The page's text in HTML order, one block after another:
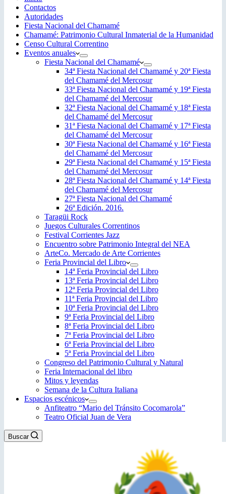
Contactos
Autoridades
Fiesta Nacional del Chamamé
Chamamé: Patrimonio Cultural Inmaterial de la Humanidad
Censo Cultural Correntino
Eventos anuales
Fiesta Nacional del Chamamé
34ª Fiesta Nacional del Chamamé y 20ª Fiesta
del Chamamé del Mercosur
33ª Fiesta Nacional del Chamamé y 19ª Fiesta
del Chamamé del Mercosur
32ª Fiesta Nacional del Chamamé y 18ª Fiesta
del Chamamé del Mercosur
31ª Fiesta Nacional del Chamamé y 17ª Fiesta
del Chamamé del Mercosur
30ª Fiesta Nacional del Chamamé y 16ª Fiesta
del Chamamé del Mercosur
29ª Fiesta Nacional del Chamamé y 15ª Fiesta
del Chamamé del Mercosur
28ª Fiesta Nacional del Chamamé y 14ª Fiesta
del Chamamé del Mercosur
27ª Fiesta Nacional del Chamamé
26ª Edición. 2016.
Taragüi Rock
Juegos Culturales Correntinos
Festival Corrientes Jazz
Encuentro sobre Patrimonio Integral del NEA
ArteCo. Mercado de Arte Corrientes
Feria Provincial del Libro
14ª Feria Provincial del Libro
13ª Feria Provincial del Libro
12ª Feria Provincial del Libro
11ª Feria Provincial del Libro
10ª Feria Provincial del Libro
9ª Feria Provincial del Libro
8ª Feria Provincial del Libro
7ª Feria Provincial del Libro
6ª Feria Provincial del Libro
5ª Feria Provincial del Libro
Congreso del Patrimonio Cultural y Natural
Feria Internacional del libro
Mitos y leyendas
Semana de la Cultura Italiana
Espacios escénicos
Anfiteatro “Mario del Tránsito Cocomarola”
Teatro Oficial Juan de Vera
Buscar